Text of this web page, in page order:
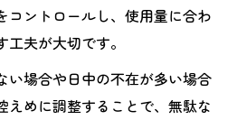
コントロールし、使用量に合わ
夫が大切です。
い場合や日中の不在が多い場合
えめに調整することで、無駄な